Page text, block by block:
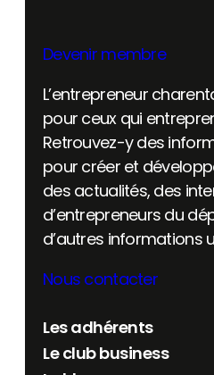
Devenir membre
L’entrepreneur
pour ceux qui
Retrouvez-y des
pour créer et
des actualités, des
d’entrepreneurs du
d’autres informations
Nous contacter
Les adhérents
Le club business